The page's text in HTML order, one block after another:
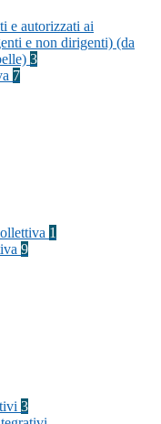
e autorizzati ai
e non dirigenti) (da
3
7
1
9
3